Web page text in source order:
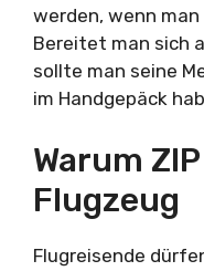
werden, wenn
Bereitet man sich
sollte man seine
im Handgepäck
Warum
Flugzeug
Flugreisende